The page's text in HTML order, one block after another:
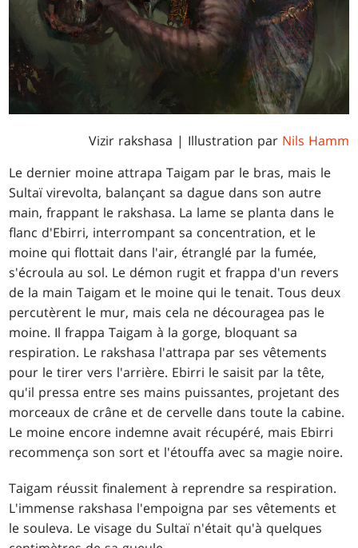
Vizir rakshasa | Illustration par Nils Hamm
Le dernier moine attrapa Taigam par le bras, mais le
Sultaï virevolta, balançant sa dague dans son autre
main, frappant le rakshasa. La lame se planta dans le
flanc d'Ebirri, interrompant sa concentration, et le
moine qui flottait dans l'air, étranglé par la fumée,
s'écroula au sol. Le démon rugit et frappa d'un revers
de la main Taigam et le moine qui le tenait. Tous deux
percutèrent le mur, mais cela ne découragea pas le
moine. Il frappa Taigam à la gorge, bloquant sa
respiration. Le rakshasa l'attrapa par ses vêtements
pour le tirer vers l'arrière. Ebirri le saisit par la tête,
qu'il pressa entre ses mains puissantes, projetant des
morceaux de crâne et de cervelle dans toute la cabine.
Le moine encore indemne avait récupéré, mais Ebirri
recommença son sort et l'étouffa avec sa magie noire.
Taigam réussit finalement à reprendre sa respiration.
L'immense rakshasa l'empoigna par ses vêtements et
le souleva. Le visage du Sultaï n'était qu'à quelques